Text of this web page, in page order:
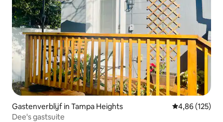
Gastenverblijf in Tampa Heights Gemiddelde
4,86 (125)
Dee's gastsuite